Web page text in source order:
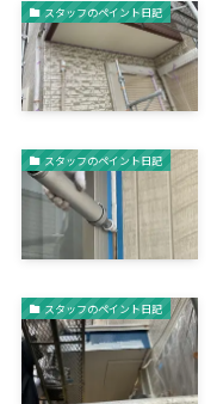
スタッフのペイント日記
スタッフのペイント日記
スタッフのペイント日記